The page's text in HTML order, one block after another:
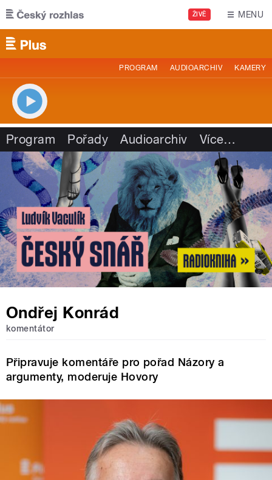
Přejít k hlavnímu obsahu
ŽIVĚ MENU
PROGRAM AUDIOARCHIV KAMERY
Program Pořady Audioarchiv Více…
Ondřej Konrád
komentátor
Připravuje komentáře pro pořad Názory a
argumenty, moderuje Hovory